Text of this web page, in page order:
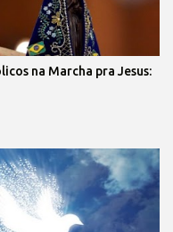
na Marcha pra Jesus: